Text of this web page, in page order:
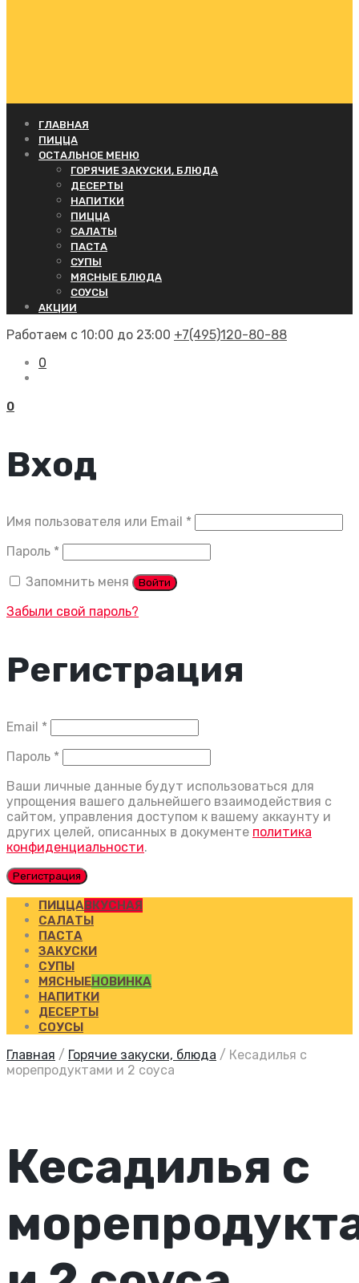
ГЛАВНАЯ
ПИЦЦА
ОСТАЛЬНОЕ МЕНЮ
ГОРЯЧИЕ ЗАКУСКИ, БЛЮДА
ДЕСЕРТЫ
НАПИТКИ
ПИЦЦА
САЛАТЫ
ПАСТА
СУПЫ
МЯСНЫЕ БЛЮДА
СОУСЫ
АКЦИИ
Работаем с 10:00 до 23:00 +7(495)120-80-88
0
0
Вход
Имя пользователя или Email *
Пароль *
Запомнить меня Войти
Забыли свой пароль?
Регистрация
Email *
Пароль *
Ваши личные данные будут использоваться для
упрощения вашего дальнейшего взаимодействия с
сайтом, управления доступом к вашему аккаунту и
других целей, описанных в документе политика
конфиденциальности.
Регистрация
ПИЦЦАВКУСНАЯ
САЛАТЫ
ПАСТА
ЗАКУСКИ
СУПЫ
МЯСНЫЕНОВИНКА
НАПИТКИ
ДЕСЕРТЫ
СОУСЫ
Главная / Горячие закуски, блюда / Кесадилья с
морепродуктами и 2 соуса
Кесадилья с